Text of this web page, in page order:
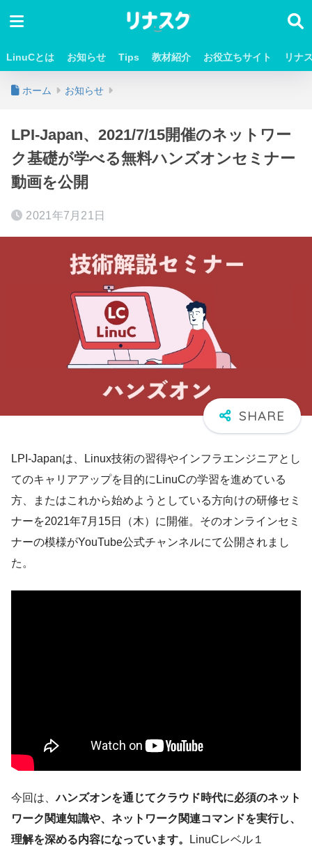
LinuCとは お知らせ Tips 教材紹介 お役立ちサイト リナ
ホーム お知らせ
LPI-Japan、2021/7/15開催のネットワー
ク基礎が学べる無料ハンズオンセミナー
動画を公開
2021年7月21日
LPI-Japanは、Linux技術の習得やインフラエンジニアとし
てのキャリアアップを目的にLinuCの学習を進めている
方、またはこれから始めようとしている方向けの研修セミ
ナーを2021年7月15日（木）に開催。そのオンラインセミ
ナーの模様がYouTube公式チャンネルにて公開されまし
た。
今回は、ハンズオンを通じてクラウド時代に必須のネット
ワーク関連知識や、ネットワーク関連コマンドを実行し、
理解を深める内容になっています。
LinuCレベル１